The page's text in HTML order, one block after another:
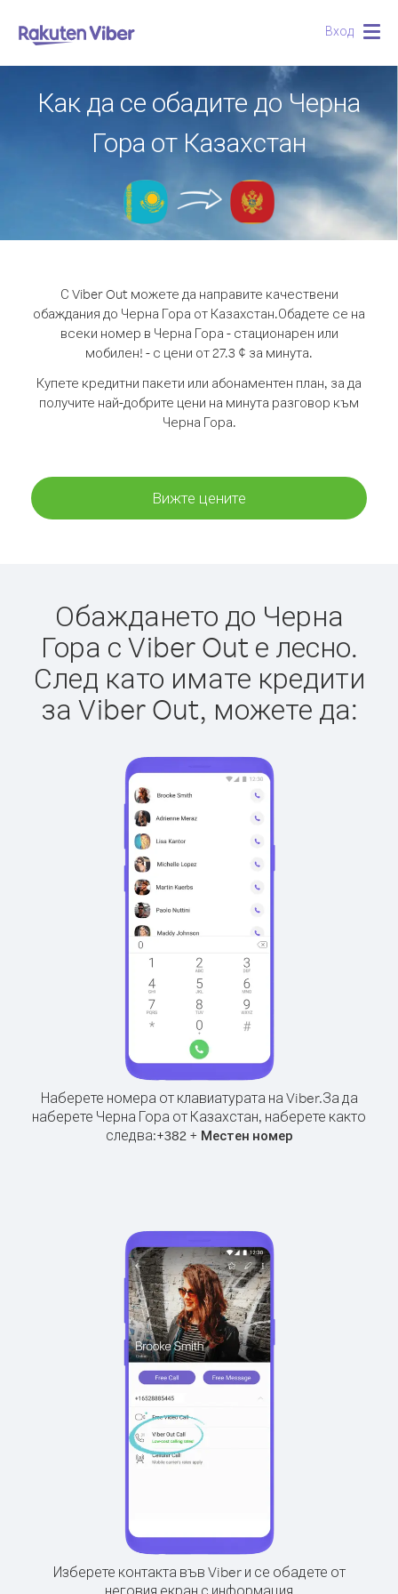
Вход
Как да се обадите до Черна
Гора от Казахстан
С Viber Out можете да направите качествени
обаждания до Черна Гора от Казахстан.Обадете се на
всеки номер в Черна Гора - стационарен или
мобилен! - с цени от 27.3 ¢ за минута.
Купете кредитни пакети или абонаментен план, за да
получите най-добрите цени на минута разговор към
Черна Гора.
Вижте цените
Обаждането до Черна
Гора с Viber Out е лесно.
След като имате кредити
за Viber Out, можете да:
Наберете номера от клавиатурата на Viber.За да
наберете Черна Гора от Казахстан, наберете както
следва:+382+ Местен номер
Изберете контакта във Viber и се обадете от
неговия екран с информация